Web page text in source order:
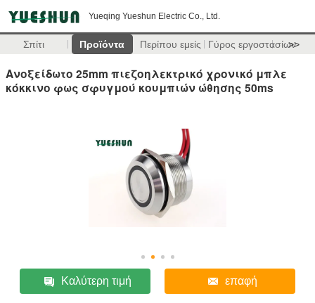
Yueqing Yueshun Electric Co., Ltd.
Σπίτι Προϊόντα Περίπου εμείς Γύρος εργοστασίων
>>
Ανοξείδωτο 25mm πιεζοηλεκτρικό χρονικό μπλε
κόκκινο φως σφυγμού κουμπιών ώθησης 50ms
Καλύτερη τιμή επαφή